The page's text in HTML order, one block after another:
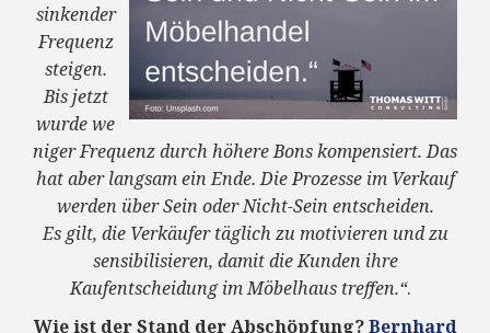
sinkender
Frequenz
steigen.
Bis jetzt
wurde we
niger Frequenz durch höhere Bons kompensiert. Das
hat aber langsam ein Ende. Die Prozesse im Verkauf
werden über Sein oder Nicht-Sein entscheiden.
Es gilt, die Verkäufer täglich zu motivieren und zu
sensibilisieren, damit die Kunden ihre
Kaufentscheidung im Möbelhaus treffen.“.
Wie ist der Stand der Abschöpfung? Bernhard